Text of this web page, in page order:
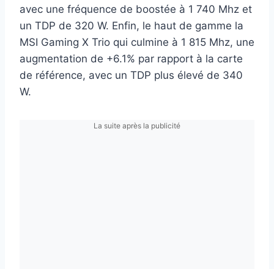
avec une fréquence de boostée à 1 740 Mhz et
un TDP de 320 W. Enfin, le haut de gamme la
MSI Gaming X Trio qui culmine à 1 815 Mhz, une
augmentation de +6.1% par rapport à la carte
de référence, avec un TDP plus élevé de 340
W.
La suite après la publicité